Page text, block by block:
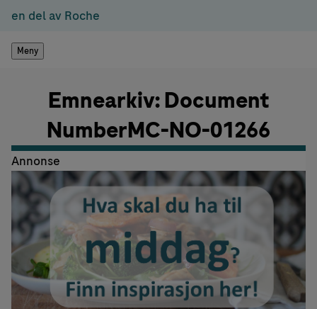
en del av Roche
Meny
Emnearkiv: Document
NumberMC-NO-01266
Annonse